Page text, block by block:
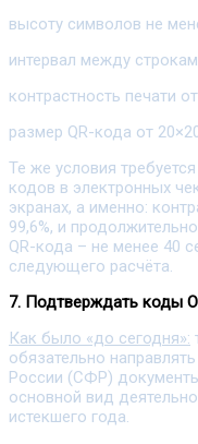
высоту символов не
интервал между
контрастность печати
размер QR-кода от
Те же условия
кодов в электронных
экранах, а именно:
99,6%, и
QR-кода – не менее 40
следующего расчёта.
7. Подтверждать коды
Как было «до сегодня»:
обязательно
России (СФР)
основной вид
истекшего года.